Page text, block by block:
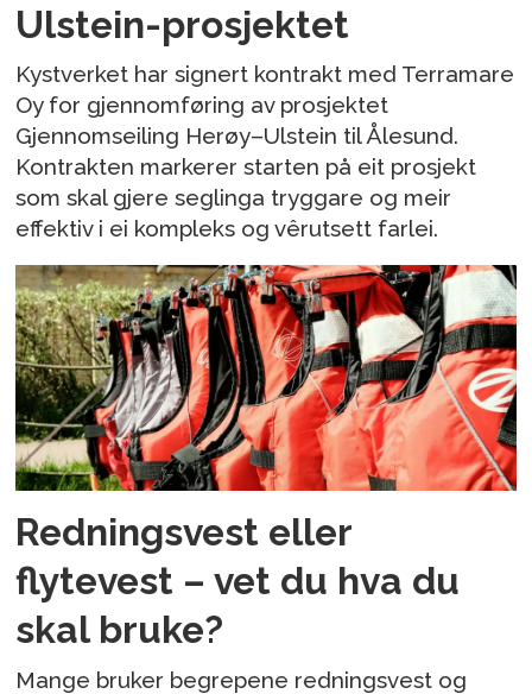
Ulstein-prosjektet
Kystverket har signert kontrakt med Terramare
Oy for gjennomføring av prosjektet
Gjennomseiling Herøy–Ulstein til Ålesund.
Kontrakten markerer starten på eit prosjekt
som skal gjere seglinga tryggare og meir
effektiv i ei kompleks og vêrutsett farlei.
Redningsvest eller
flytevest – vet du hva du
skal bruke?
Mange bruker begrepene redningsvest og